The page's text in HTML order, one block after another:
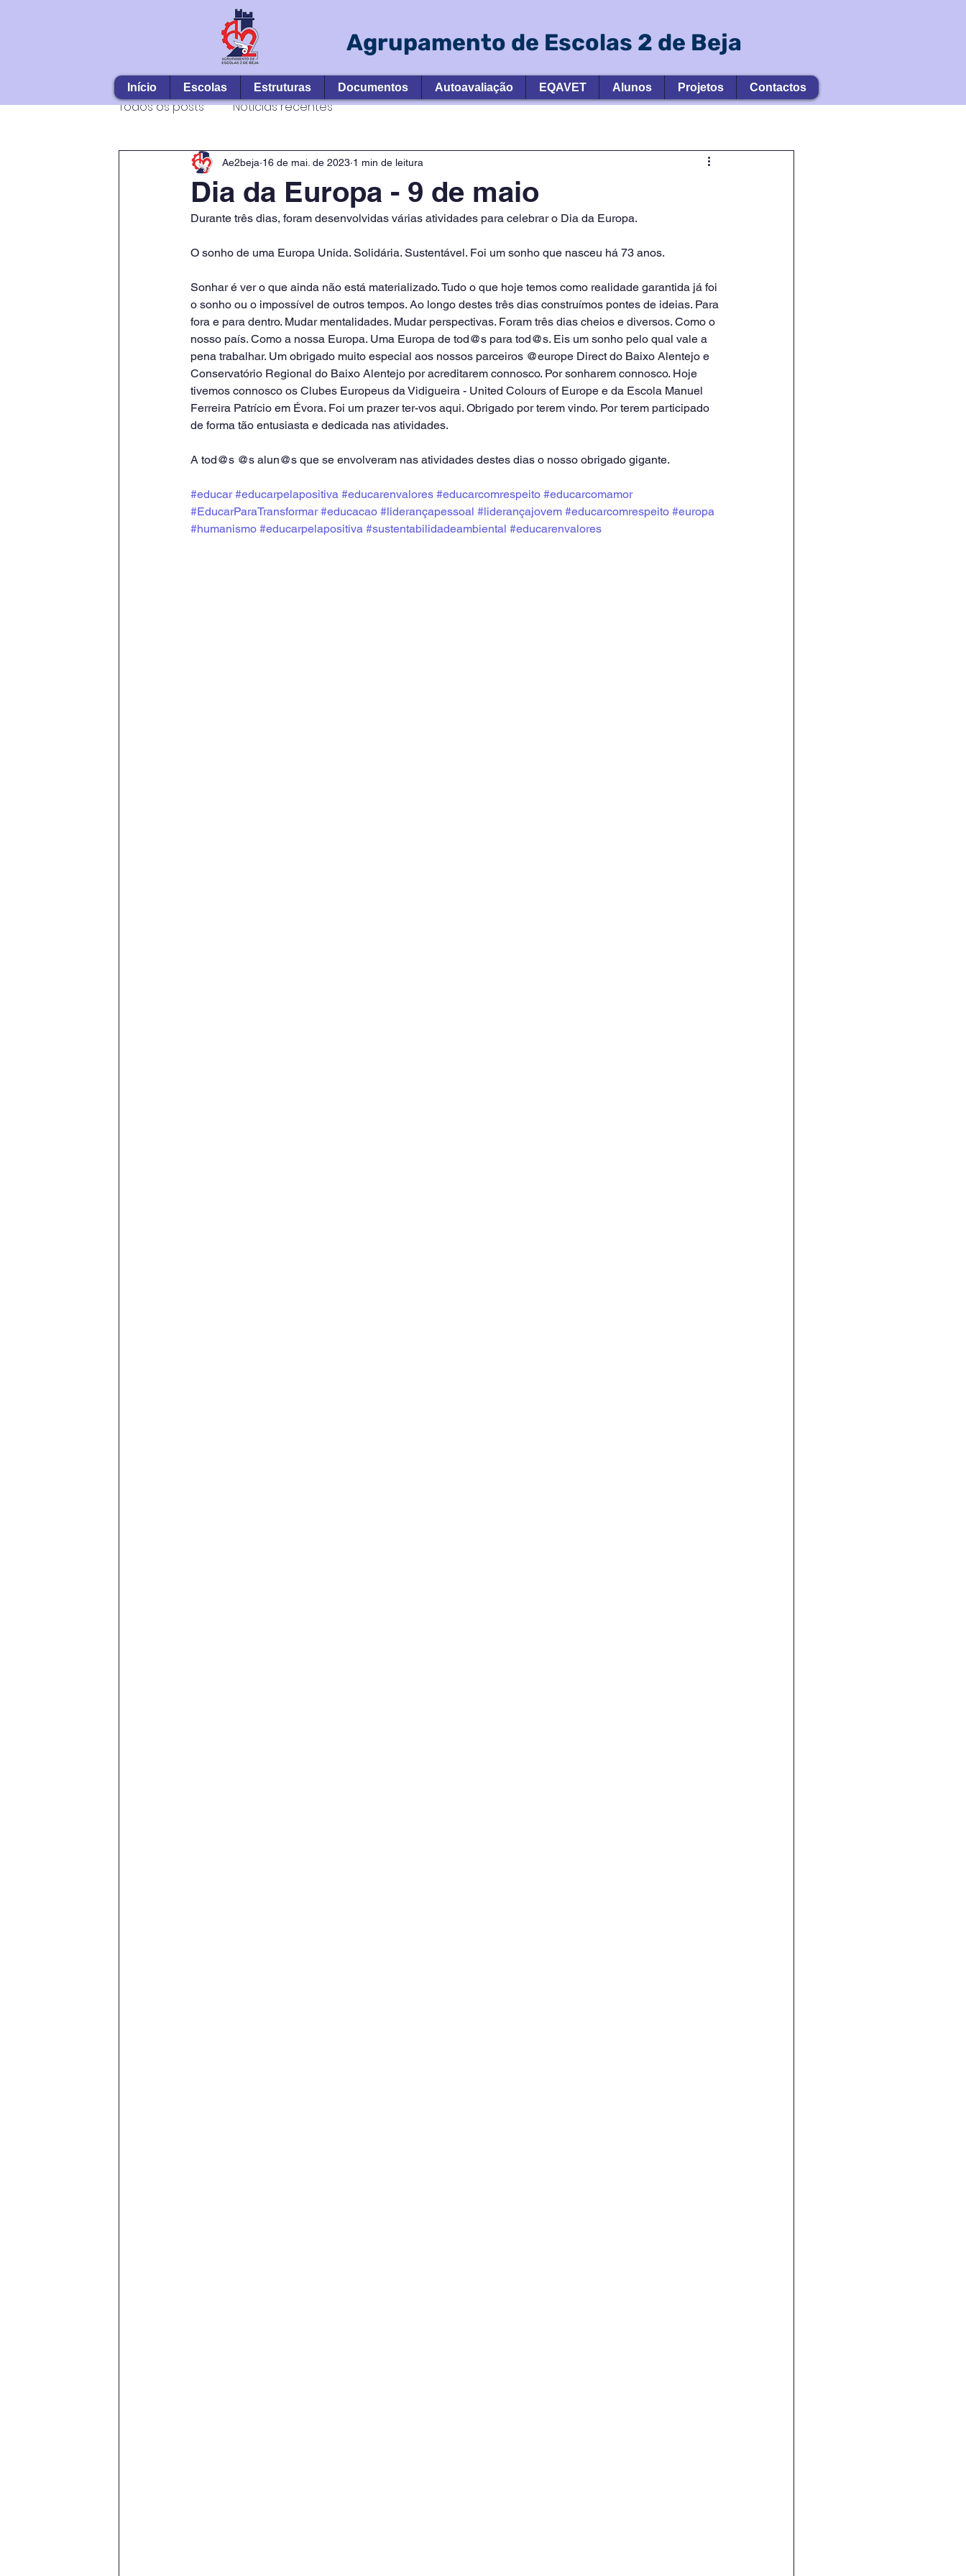
Agrupamento de Escolas 2 de Beja
Início Escolas Estruturas Documentos Autoavaliação EQAVET Alunos Projetos Contactos
Todos os posts Notícias recentes
Dia da Europa - 9 de maio
Ae2beja 16 de mai. de 2023 1 min de leitura
Durante três dias, foram desenvolvidas várias atividades para celebrar o Dia da Europa.
O sonho de uma Europa Unida. Solidária. Sustentável. Foi um sonho que nasceu há 73 anos.
Sonhar é ver o que ainda não está materializado. Tudo o que hoje temos como realidade garantida já foi
o sonho ou o impossível de outros tempos. Ao longo destes três dias construímos pontes de ideias. Para
fora e para dentro. Mudar mentalidades. Mudar perspectivas. Foram três dias cheios e diversos. Como o
nosso país. Como a nossa Europa. Uma Europa de tod@s para tod@s. Eis um sonho pelo qual vale a
pena trabalhar. Um obrigado muito especial aos nossos parceiros @europe Direct do Baixo Alentejo e
Conservatório Regional do Baixo Alentejo por acreditarem connosco. Por sonharem connosco. Hoje
tivemos connosco os Clubes Europeus da Vidigueira - United Colours of Europe e da Escola Manuel
Ferreira Patrício em Évora. Foi um prazer ter-vos aqui. Obrigado por terem vindo. Por terem participado
de forma tão entusiasta e dedicada nas atividades.
A tod@s @s alun@s que se envolveram nas atividades destes dias o nosso obrigado gigante.
#educar #educarpelapositiva #educarenvalores #educarcomrespeito #educarcomamor
#EducarParaTransformar #educacao #liderançapessoal #liderançajovem #educarcomrespeito #europa
#humanismo #educarpelapositiva #sustentabilidadeambiental #educarenvalores